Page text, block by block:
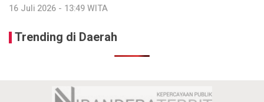
16 Juli 2026 - 13:49 WITA
Trending di Daerah